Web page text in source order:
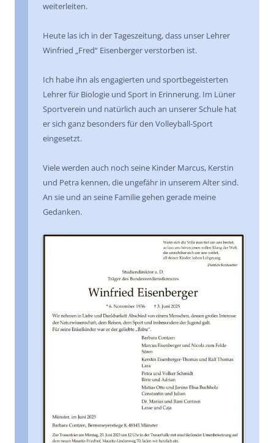
weiterleiten.
Heute las ich in der Tageszeitung, dass unser Lehrer
Winfried „Fred“ Eisenberger verstorben ist.
Ich habe ihn als engagierten und sportbegeisterten
Lehrer für Biologie und Sport in Erinnerung. Im Lüner
Sportverein und natürlich auch an unserer Schule hat
er sich ganz besonders für den Volleyball-Sport
eingesetzt.
Viele werden auch noch seine Kinder Marcus, Kerstin
und Petra kennen, die ungefähr in unserem Alter sind.
An sie und an seine Familie gehen gerade meine
Gedanken.